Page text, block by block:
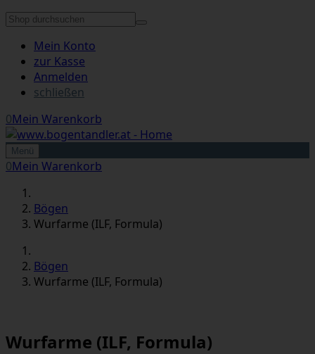
Mein Konto
zur Kasse
Anmelden
schließen
0Mein Warenkorb
Menü
0Mein Warenkorb
Bögen
Wurfarme (ILF, Formula)
Bögen
Wurfarme (ILF, Formula)
Wurfarme (ILF, Formula)